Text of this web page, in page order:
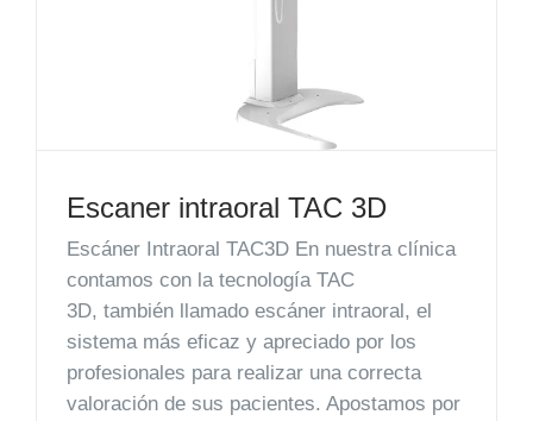
Escaner intraoral TAC 3D
Escáner Intraoral TAC3D En nuestra clínica
contamos con la tecnología TAC
3D, también llamado escáner intraoral, el
sistema más eficaz y apreciado por los
profesionales para realizar una correcta
valoración de sus pacientes. Apostamos por